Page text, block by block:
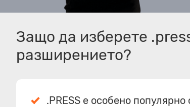
Защо да изберете
разширението?
.PRESS е особено